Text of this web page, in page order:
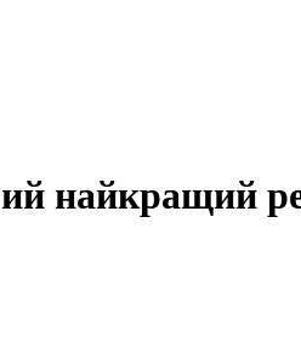
найкращий